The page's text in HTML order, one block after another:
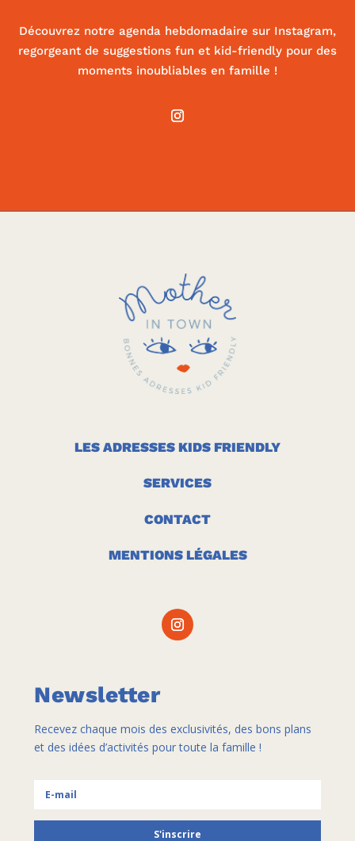
Découvrez notre agenda hebdomadaire sur Instagram,
regorgeant de suggestions fun et kid-friendly pour des
moments inoubliables en famille !
LES ADRESSES KIDS FRIENDLY
SERVICES
CONTACT
MENTIONS LÉGALES
Newsletter
Recevez chaque mois des exclusivités, des bons plans
et des idées d’activités pour toute la famille !
S'inscrire